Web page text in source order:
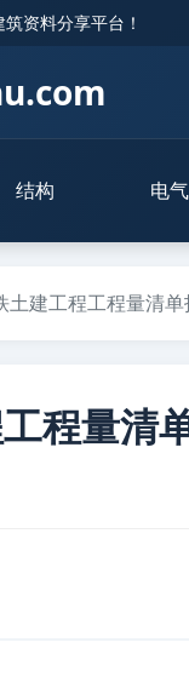
资料分享平台！
结构 电气
土建工程工程量清
程量清